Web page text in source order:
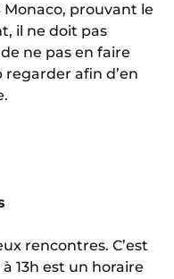
Monaco, prouvant le
il ne doit pas
ne pas en faire
afin d’en
rencontres. C’est
13h est un horaire